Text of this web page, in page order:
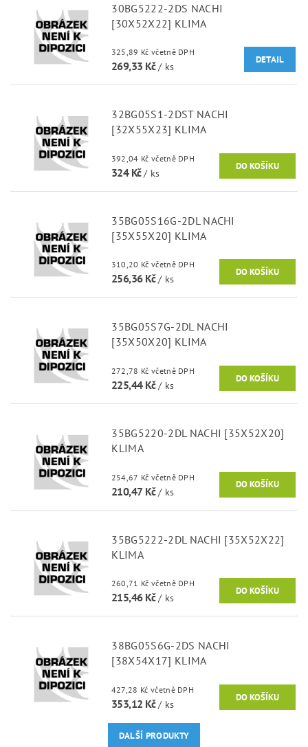
30BG5222-2DS NACHI
[30X52X22] KLIMA
325,89 Kč včetně DPH
269,33 Kč/ ks
DETAIL
32BG05S1-2DST NACHI
[32X55X23] KLIMA
392,04 Kč včetně DPH
324 Kč/ ks
35BG05S16G-2DL NACHI
[35X55X20] KLIMA
310,20 Kč včetně DPH
256,36 Kč/ ks
35BG05S7G-2DL NACHI
[35X50X20] KLIMA
272,78 Kč včetně DPH
225,44 Kč/ ks
35BG5220-2DL NACHI [35X52X20]
KLIMA
254,67 Kč včetně DPH
210,47 Kč/ ks
35BG5222-2DL NACHI [35X52X22]
KLIMA
260,71 Kč včetně DPH
215,46 Kč/ ks
38BG05S6G-2DS NACHI
[38X54X17] KLIMA
427,28 Kč včetně DPH
353,12 Kč/ ks
DALŠÍ PRODUKTY